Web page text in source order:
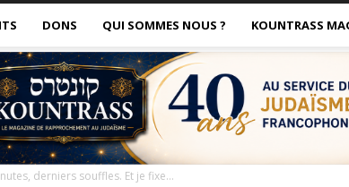
DONS QUI SOMMES NOUS ? KOUNTRASS
derniers souffles. Et je fixe...